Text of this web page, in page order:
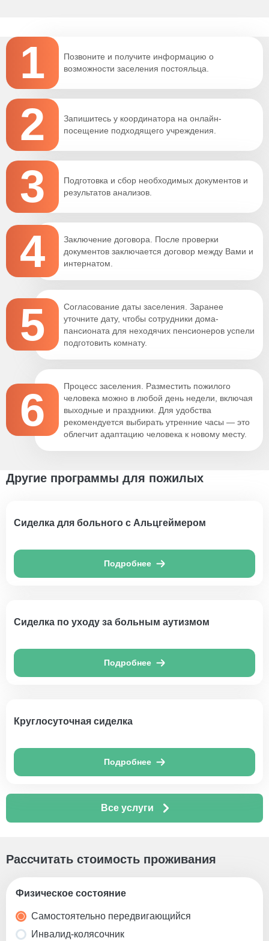
1
Позвоните и получите информацию о
возможности заселения постояльца.
2
Запишитесь у координатора на онлайн-
посещение подходящего учреждения.
3
Подготовка и сбор необходимых документов и
результатов анализов.
4
Заключение договора. После проверки
документов заключается договор между Вами и
интернатом.
5
Согласование даты заселения. Заранее
уточните дату, чтобы сотрудники дома-
пансионата для неходячих пенсионеров успели
подготовить комнату.
6
Процесс заселения. Разместить пожилого
человека можно в любой день недели, включая
выходные и праздники. Для удобства
рекомендуется выбирать утренние часы — это
облегчит адаптацию человека к новому месту.
Другие программы для пожилых
Сиделка для больного с Альцгеймером
Подробнее
Сиделка по уходу за больным аутизмом
Подробнее
Круглосуточная сиделка
Подробнее
Все услуги
Рассчитать стоимость проживания
Физическое состояние
Самостоятельно передвигающийся
Инвалид-колясочник